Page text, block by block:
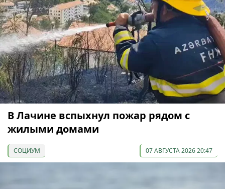
В Лачине вспыхнул пожар рядом с
жилыми домами
СОЦИУМ 07 АВГУСТА 2026 20:47